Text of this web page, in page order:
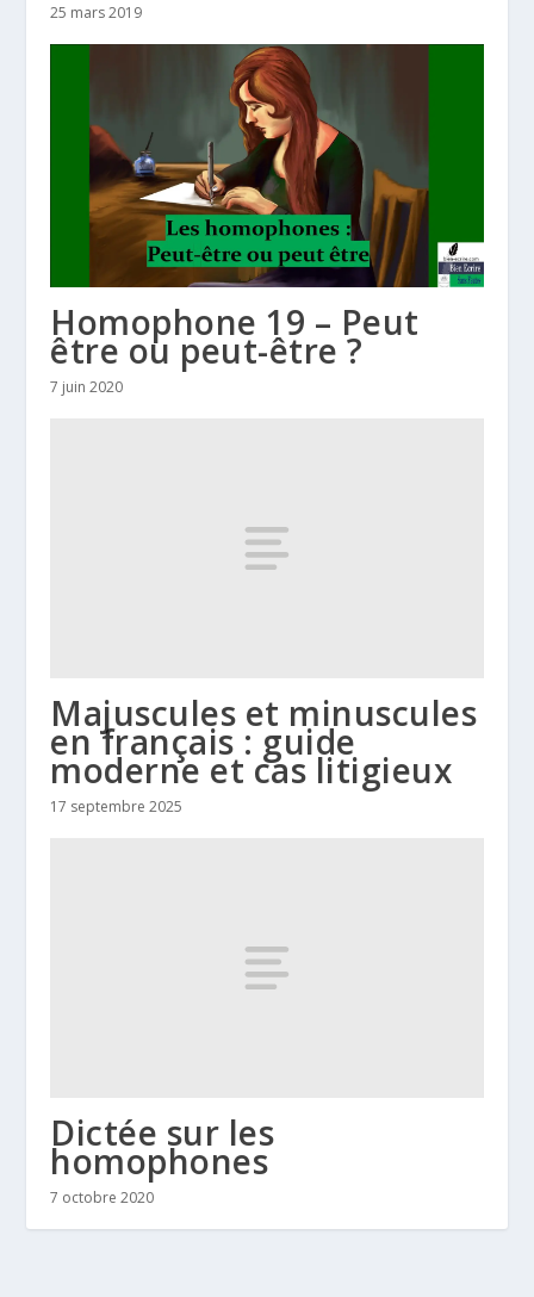
25 mars 2019
Homophone 19 – Peut
être ou peut-être ?
7 juin 2020
Majuscules et minuscules
en français : guide
moderne et cas litigieux
17 septembre 2025
Dictée sur les
homophones
7 octobre 2020